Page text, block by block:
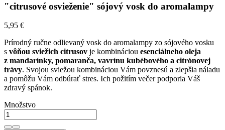
"citrusové osvieženie" sójový vosk do aromalampy
5,95 €
Prírodný ručne odlievaný vosk do aromalampy zo sójového vosku
s vôňou sviežich citrusov je kombináciou esenciálneho oleja
z mandarínky, pomaranča, vavrínu kubébového a citrónovej
trávy. Svojou sviežou kombináciou Vám povznesú a zlepšia náladu
a pomôžu Vám odbúrať stres. Ich požitím večer podporia Váš
zdravý spánok.
Množstvo